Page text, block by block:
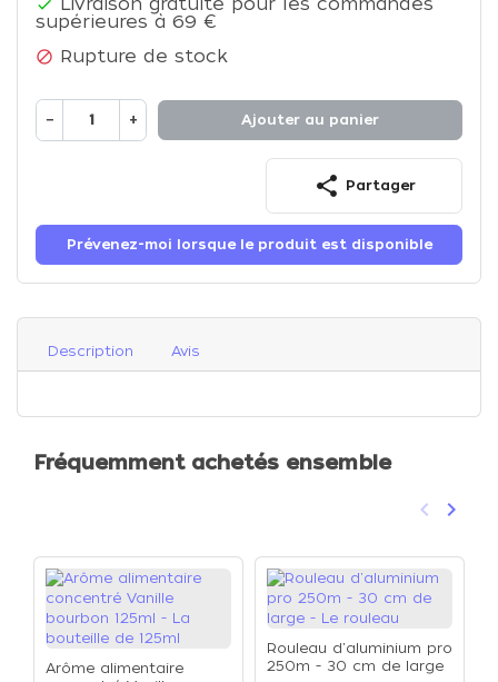

supérieures à 69 €
 Rupture de stock
− + Ajouter au panier
share Partager
Prévenez-moi lorsque le produit est disponible
Description Avis
Fréquemment achetés ensemble
Précédent
keyboard_arrow_left keyboard_arrow_right
Arôme alimentaire
Rouleau d'aluminium pro
250m - 30 cm de large